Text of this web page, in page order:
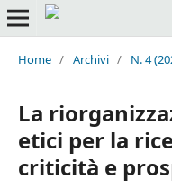
Home / Archivi / N. 4
La
etici per la
criticità e